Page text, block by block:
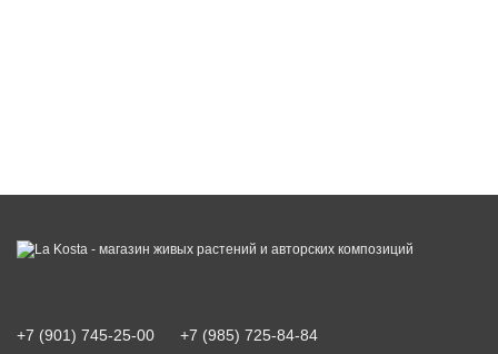
+7 (901) 745-25-00
+7 (985) 725-84-84